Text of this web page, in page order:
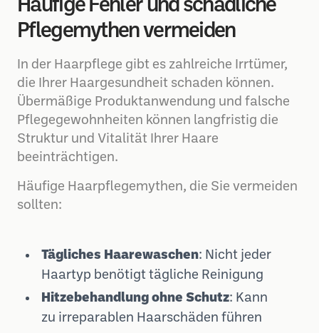
Häufige Fehler und schädliche
Pflegemythen vermeiden
In der Haarpflege gibt es zahlreiche Irrtümer,
die Ihrer Haargesundheit schaden können.
Übermäßige Produktanwendung und falsche
Pflegegewohnheiten können langfristig die
Struktur und Vitalität Ihrer Haare
beeinträchtigen.
Häufige Haarpflegemythen, die Sie vermeiden
sollten:
Tägliches Haarewaschen: Nicht jeder
Haartyp benötigt tägliche Reinigung
Hitzebehandlung ohne Schutz: Kann
zu irreparablen Haarschäden führen